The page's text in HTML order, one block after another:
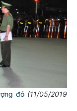
đỏ (11/05/2019